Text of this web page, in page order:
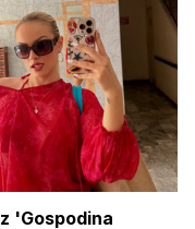
'Gospodina